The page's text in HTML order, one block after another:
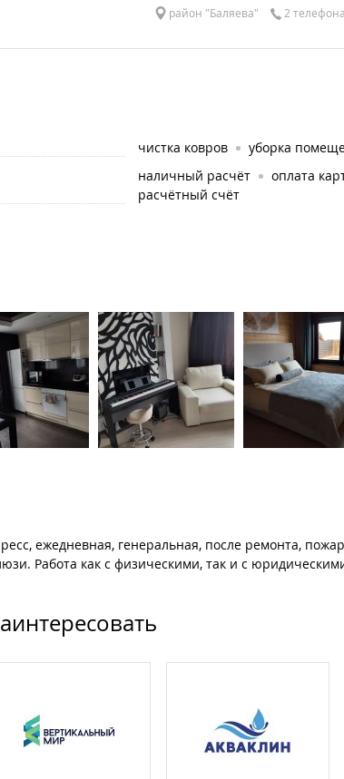
район "Баляева" 2 телефона
чистка ковров уборка
наличный расчёт оплата
расчётный счёт
ежедневная, генеральная, после ремонта,
Работа как с физическими, так и с